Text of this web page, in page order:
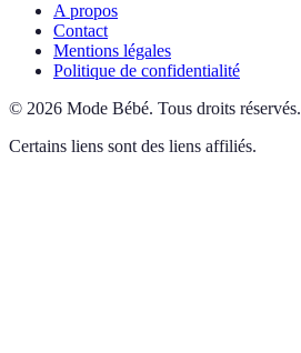
A propos
Contact
Mentions légales
Politique de confidentialité
© 2026 Mode Bébé. Tous droits réservés.
Certains liens sont des liens affiliés.